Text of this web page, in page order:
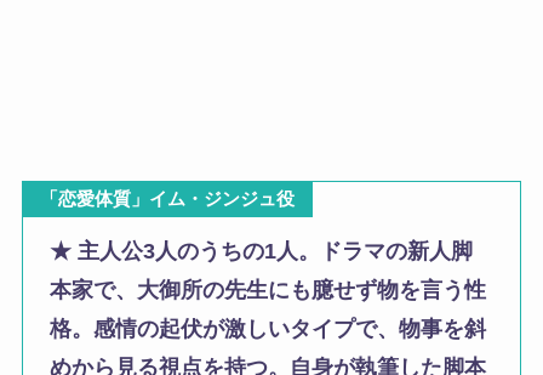
「恋愛体質」イム・ジンジュ役
★ 主人公3人のうちの1人。ドラマの新人脚
本家で、大御所の先生にも臆せず物を言う性
格。感情の起伏が激しいタイプで、物事を斜
めから見る視点を持つ。自身が執筆した脚本